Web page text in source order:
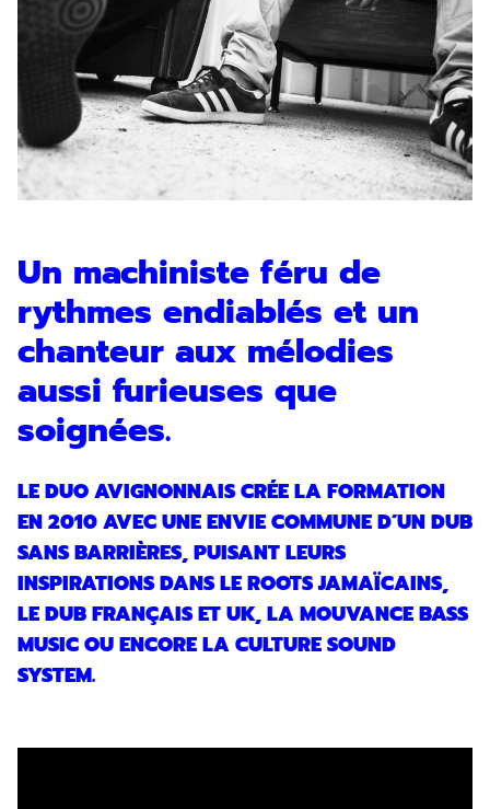
Un machiniste féru de
rythmes endiablés et un
chanteur aux mélodies
aussi furieuses que
soignées.
LE DUO AVIGNONNAIS CRÉE LA FORMATION
EN 2010 AVEC UNE ENVIE COMMUNE D’UN DUB
SANS BARRIÈRES, PUISANT LEURS
INSPIRATIONS DANS LE ROOTS JAMAÏCAINS,
LE DUB FRANÇAIS ET UK, LA MOUVANCE BASS
MUSIC OU ENCORE LA CULTURE SOUND
SYSTEM.